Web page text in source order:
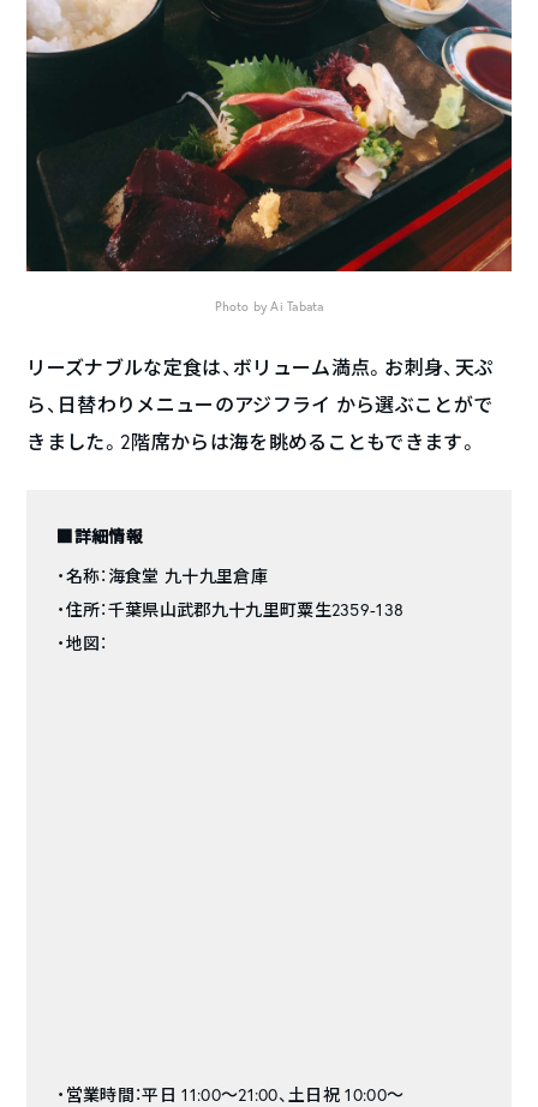
Photo by Ai Tabata
リーズナブルな定食は、ボリューム満点。お刺身、天ぷ
ら、日替わりメニューのアジフライ から選ぶことがで
きました。2階席からは海を眺めることもできます。
■詳細情報
・名称：海食堂 九十九里倉庫
・住所：千葉県山武郡九十九里町粟生2359-138
・地図：
・営業時間：平日 11:00～21:00、土日祝 10:00～